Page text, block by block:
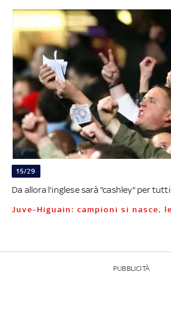
15/29
Da allora l'inglese sarà "cashley" per
Juve-Higuain: campioni si nasce,
PUBBLICITÀ